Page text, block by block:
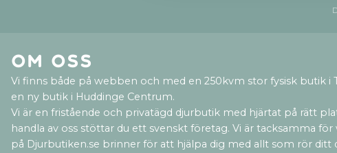
Om oss
Vi finns både på webben och med en 250kvm stor fysisk butik i
en ny butik i Huddinge Centrum.
Vi är en fristående och privatägd djurbutik med hjärtat på rätt
handla av oss stöttar du ett svenskt företag. Vi är tacksamma för
på Djurbutiken.se brinner för att hjälpa dig med allt som rör ditt